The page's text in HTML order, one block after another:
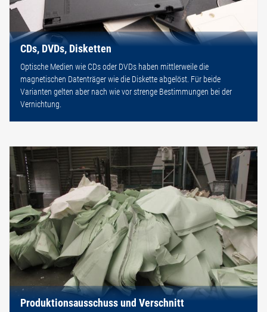
CDs, DVDs, Disketten
Optische Medien wie CDs oder DVDs haben mittlerweile die
magnetischen Datenträger wie die Diskette abgelöst. Für beide
Varianten gelten aber nach wie vor strenge Bestimmungen bei der
Vernichtung.
Produktionsausschuss und Verschnitt